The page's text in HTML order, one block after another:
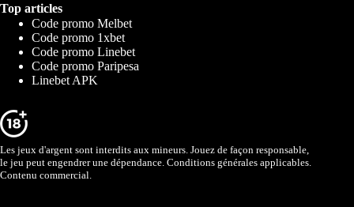
Top articles
Code promo Melbet
Code promo 1xbet
Code promo Linebet
Code promo Paripesa
Linebet APK
Les jeux d'argent sont interdits aux mineurs. Jouez de façon responsable,
le jeu peut engendrer une dépendance. Conditions générales applicables.
Contenu commercial.